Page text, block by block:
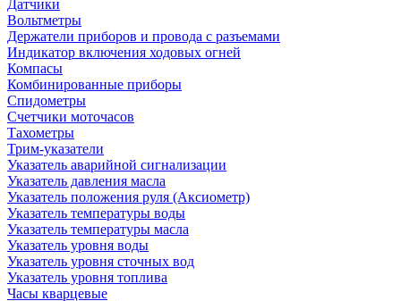
Датчики
Вольтметры
Держатели приборов и провода с разъемами
Индикатор включения ходовых огней
Компасы
Комбинированные приборы
Спидометры
Счетчики моточасов
Тахометры
Трим-указатели
Указатель аварийной сигнализации
Указатель давления масла
Указатель положения руля (Аксиометр)
Указатель температуры воды
Указатель температуры масла
Указатель уровня воды
Указатель уровня сточных вод
Указатель уровня топлива
Часы кварцевые